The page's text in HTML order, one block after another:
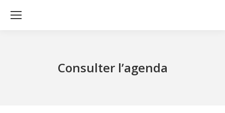
Consulter l’agenda